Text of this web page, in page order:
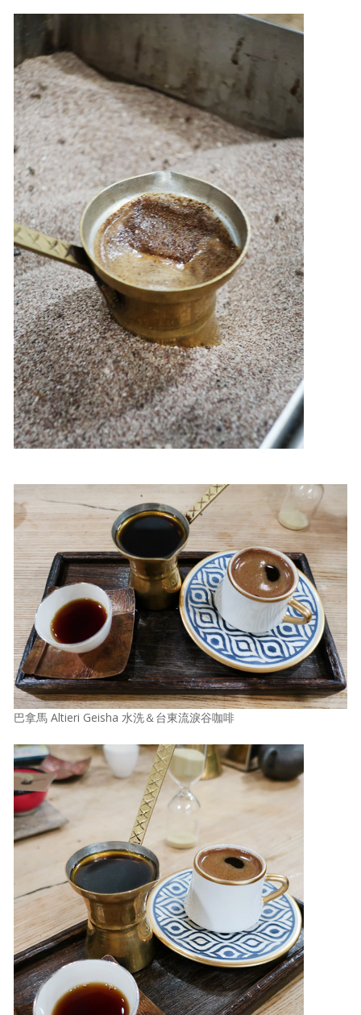
巴拿馬 Altieri Geisha 水洗＆台東流淚谷咖啡